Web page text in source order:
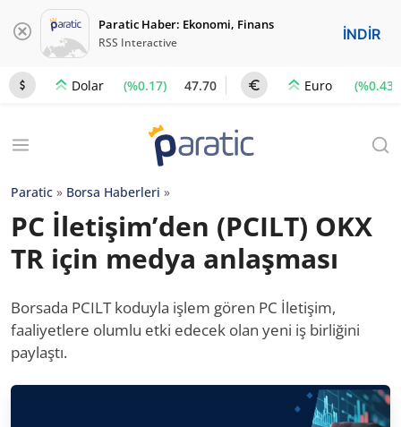
Paratic Haber: Ekonomi, Finans
RSS Interactive İNDİR
Dolar (%0.17) 47.70 Euro (%0.43)
Paratic » Borsa Haberleri »
PC İletişim’den (PCILT) OKX
TR için medya anlaşması
Borsada PCILT koduyla işlem gören PC İletişim,
faaliyetlere olumlu etki edecek olan yeni iş birliğini
paylaştı.